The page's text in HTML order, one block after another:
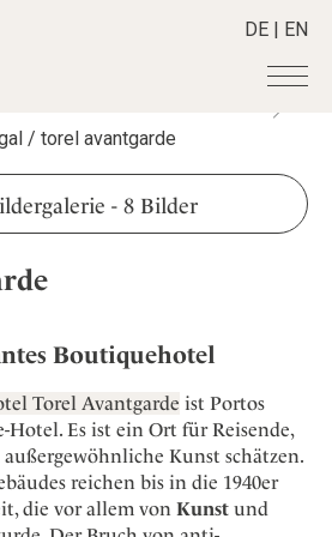
DE | EN
e
+
/ torel avantgarde
- 8 Bilder
Boutiquehotel
Torel Avantgarde ist Portos
Hotel. Es ist ein Ort für Reisende,
Kunst schätzen.
reichen bis in die 1940er
die vor allem von Kunst und